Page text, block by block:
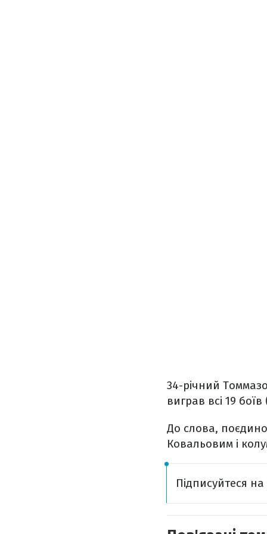
34-річний
виграв всі 19 боїв
До слова,
Ковальовим і
Підписуйтеся